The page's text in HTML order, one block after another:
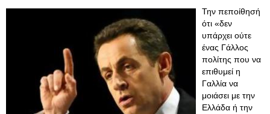
Την πεποίθησή
ότι «δεν
υπάρχει ούτε
ένας Γάλλος
πολίτης που να
επιθυμεί η
Γαλλία να
μοιάσει με την
Ελλάδα ή την